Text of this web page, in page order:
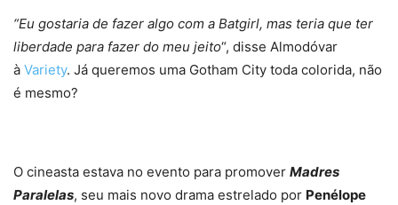
“Eu gostaria de fazer algo com a Batgirl, mas teria que ter
liberdade para fazer do meu jeito“, disse Almodóvar
à Variety. Já queremos uma Gotham City toda colorida, não
é mesmo?
O cineasta estava no evento para promover Madres
Paralelas, seu mais novo drama estrelado por Penélope